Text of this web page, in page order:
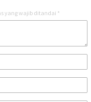
yang wajib ditandai *